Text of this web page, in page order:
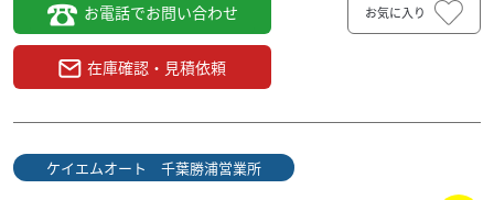
お電話でお問い合わせ
在庫確認・見積依頼
お気に入り
ケイエムオート 千葉勝浦営業所